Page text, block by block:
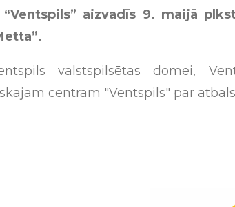
aizvadīs 9. maijā
valstspilsētas domei,
centram "Ventspils" par